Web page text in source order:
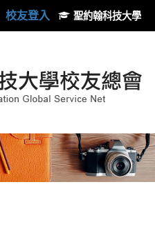
校友登入 聖約翰科技大學